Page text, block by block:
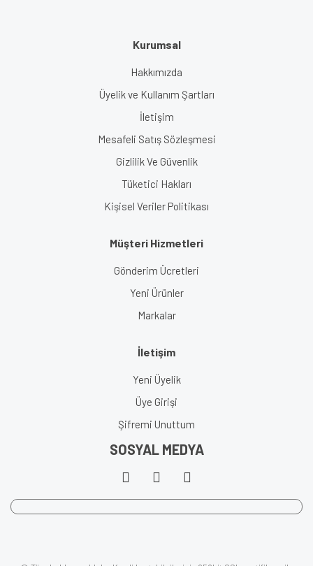
Kurumsal
Hakkımızda
Üyelik ve Kullanım Şartları
İletişim
Mesafeli Satış Sözleşmesi
Gizlilik Ve Güvenlik
Tüketici Hakları
Kişisel Veriler Politikası
Müşteri Hizmetleri
Gönderim Ücretleri
Yeni Ürünler
Markalar
İletişim
Yeni Üyelik
Üye Girişi
Şifremi Unuttum
SOSYAL MEDYA